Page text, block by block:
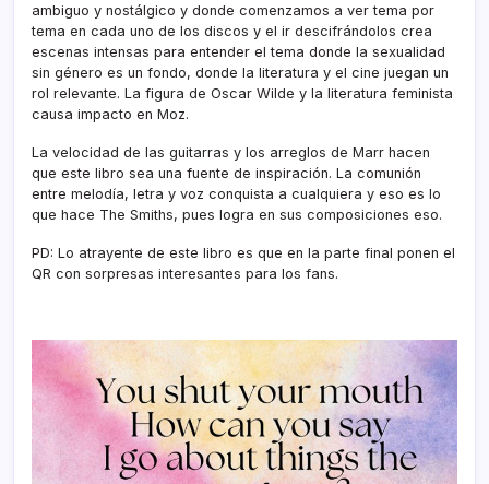
ambiguo y nostálgico y donde comenzamos a ver tema por
tema en cada uno de los discos y el ir descifrándolos crea
escenas intensas para entender el tema donde la sexualidad
sin género es un fondo, donde la literatura y el cine juegan un
rol relevante. La figura de Oscar Wilde y la literatura feminista
causa impacto en Moz.
La velocidad de las guitarras y los arreglos de Marr hacen
que este libro sea una fuente de inspiración. La comunión
entre melodía, letra y voz conquista a cualquiera y eso es lo
que hace The Smiths, pues logra en sus composiciones eso.
PD: Lo atrayente de este libro es que en la parte final ponen el
QR con sorpresas interesantes para los fans.